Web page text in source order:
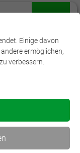
Einige davon
ermöglichen,
verbessern.